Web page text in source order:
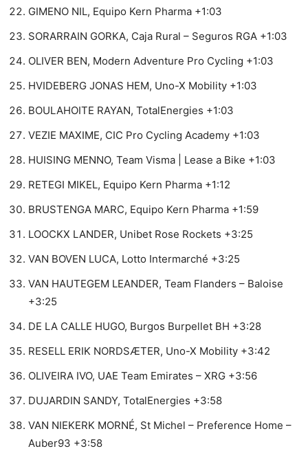
GIMENO NIL, Equipo Kern Pharma +1:03
SORARRAIN GORKA, Caja Rural – Seguros RGA +1:03
OLIVER BEN, Modern Adventure Pro Cycling +1:03
HVIDEBERG JONAS HEM, Uno-X Mobility +1:03
BOULAHOITE RAYAN, TotalEnergies +1:03
VEZIE MAXIME, CIC Pro Cycling Academy +1:03
HUISING MENNO, Team Visma | Lease a Bike +1:03
RETEGI MIKEL, Equipo Kern Pharma +1:12
BRUSTENGA MARC, Equipo Kern Pharma +1:59
LOOCKX LANDER, Unibet Rose Rockets +3:25
VAN BOVEN LUCA, Lotto Intermarché +3:25
VAN HAUTEGEM LEANDER, Team Flanders – Baloise
+3:25
DE LA CALLE HUGO, Burgos Burpellet BH +3:28
RESELL ERIK NORDSÆTER, Uno-X Mobility +3:42
OLIVEIRA IVO, UAE Team Emirates – XRG +3:56
DUJARDIN SANDY, TotalEnergies +3:58
VAN NIEKERK MORNÉ, St Michel – Preference Home –
Auber93 +3:58